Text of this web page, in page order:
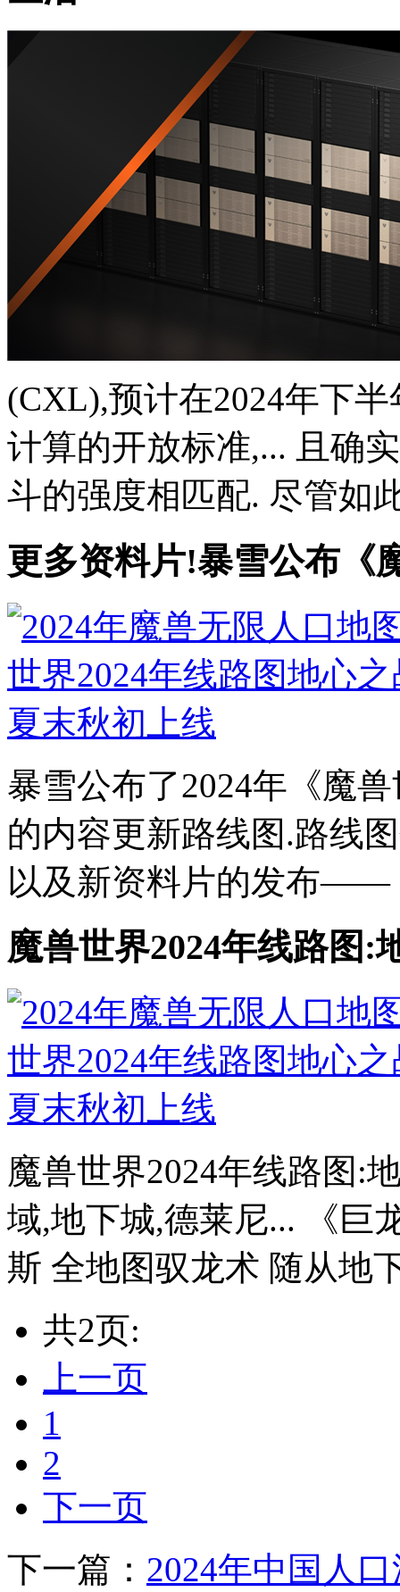
(CXL),预计在2024年下
计算的开放标准,... 且确
斗的强度相匹配. 尽管如
更多资料片!暴雪公布《
暴雪公布了2024年《魔
的内容更新路线图.路线
以及新资料片的发布——
魔兽世界2024年线路图:
魔兽世界2024年线路图:
域,地下城,德莱尼... 《巨
斯 全地图驭龙术 随从地
共2页:
上一页
1
2
下一页
下一篇： 2024年中国人